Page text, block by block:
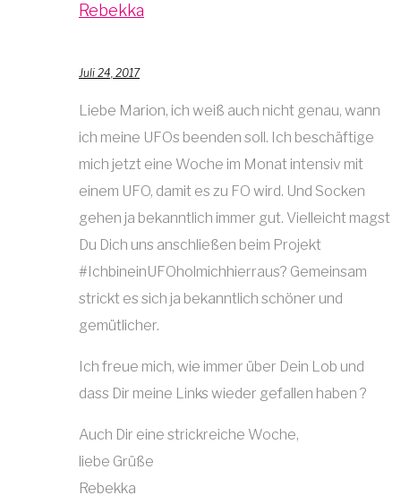
Rebekka
Juli 24, 2017
Liebe Marion, ich weiß auch nicht genau, wann
ich meine UFOs beenden soll. Ich beschäftige
mich jetzt eine Woche im Monat intensiv mit
einem UFO, damit es zu FO wird. Und Socken
gehen ja bekanntlich immer gut. Vielleicht magst
Du Dich uns anschließen beim Projekt
#IchbineinUFOholmichhierraus? Gemeinsam
strickt es sich ja bekanntlich schöner und
gemütlicher.
Ich freue mich, wie immer über Dein Lob und
dass Dir meine Links wieder gefallen haben ?
Auch Dir eine strickreiche Woche,
liebe Grüße
Rebekka